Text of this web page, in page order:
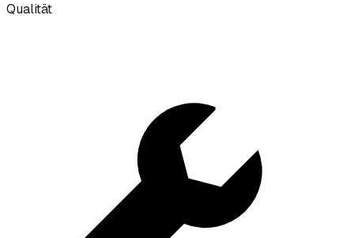
Qualität